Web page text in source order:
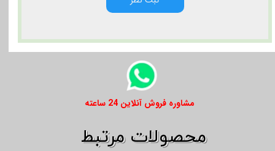
​​مشاوره فروش آنلاین 24 ساعته
​​محصولات مرتبط